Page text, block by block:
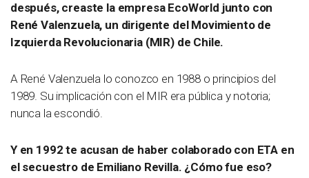
después, creaste la empresa EcoWorld junto con
René Valenzuela, un dirigente del Movimiento de
Izquierda Revolucionaria (MIR) de Chile.
A René Valenzuela lo conozco en 1988 o principios del
1989. Su implicación con el MIR era pública y notoria;
nunca la escondió.
Y en 1992 te acusan de haber colaborado con ETA en
el secuestro de Emiliano Revilla. ¿Cómo fue eso?